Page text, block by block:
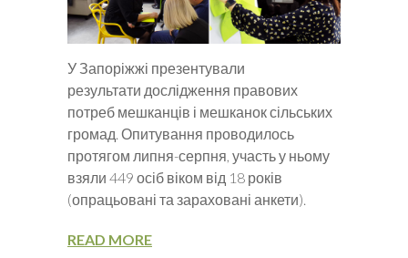
У Запоріжжі презентували
результати дослідження правових
потреб мешканців і мешканок сільських
громад. Опитування проводилось
протягом липня-серпня, участь у ньому
взяли 449 осіб віком від 18 років
(опрацьовані та зараховані анкети).
READ MORE